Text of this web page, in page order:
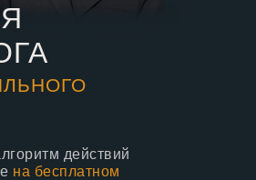
действий
на бесплатном